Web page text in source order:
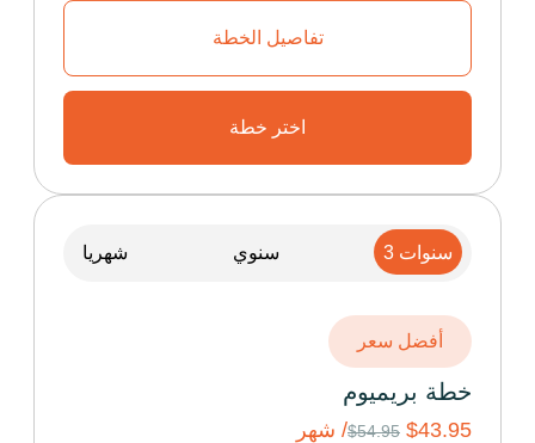
تفاصيل الخطة
اختر خطة
شهريا سنوي 3 سنوات
أفضل سعر
خطة بريميوم
$54.95 $43.95
/ شهر